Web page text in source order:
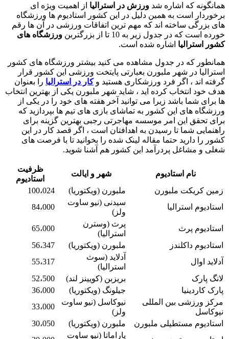
همانگونه که اشاره شد ورزش در استرالیا از اهمیت ویژه ای
برخوردار است به همین دلیل در این کشور استادیوم ها ورزشگاه
های بزرگی ساخته اند که مهم ترین اتفاقات ورزشی در آن ها رقم
خورده است که در جدول زیر به 10 تا از بزرگتربن
ورزشگاه های
کشور استرالیا اشاره شده است.
همانطور که در جدول مشاهده می کنید بیشتر ورزشگاه های کشور
استرالیا در شهر ملبورن بعبارتی پایتخت ورزشی این کشور قرار
گرفته اند ، اگر فرد ورزشکاری هستید وکار در استرالیا را بعنوان
هدف خود انتخاب کرده اید ، شاید شهر ملبورن یکی از بهترین انتخاب
ها برای شما باشد زیرا می توانید آخر هفته های خود را در یکی از
ورزشگاه های این کشور به تماشای بازی های تیم ها بپردازید که
برای تحقق این امر موسسه مهاجرتی رجبی بهترین گزینه برای
راهنمایی شما تا رسیدن به اهدافتان است ، اگر قصد کار در این
کشور را دارید حتما مقاله لینک شده را بخوانید تا با فرصت های
شغلی و مشاغل پردرآمد این کشور هم آشنا شوید.
نام استادیوم شهر و ایالت
ظرفیت
استادیوم
زمین کریکت ملبورن
ملبورن (ویکتوریا)
100،024
استادیوم استرالیا
سیدنی (نیو ساوت
ولز)
84،000
استادیوم پرث
پرث (وسترن
استرالیا)
65،000
استادیوم داکلندز
ملبورن (ویکتوریا)
56،347
آدلاید اوال
آدلاید (سوث
استرالیا)
55،317
لانگ پارک
بریزبن (کویینز لند)
52،500
پارک کاردینیا
جیلونگ (ویکتوریا)
36،000
مرکز ورزشی بین المللی
نیوکاسل
نیوکاسل (نیو ساوت
ولز)
33،000
استادیوم مستطیلی ملبورن
ملبورن (ویکتوریا)
30،050
پاراماتا (نیو ساوت